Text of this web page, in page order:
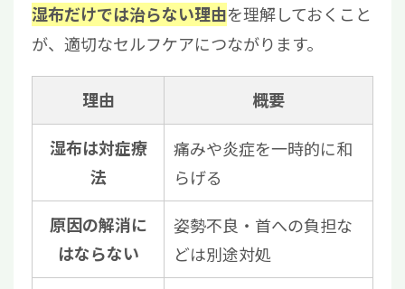
湿布だけでは治らない理由を理解しておくこと
が、適切なセルフケアにつながります。
理由 概要
湿布は対症療
法
痛みや炎症を一時的に和
らげる
原因の解消に
はならない
姿勢不良・首への負担な
どは別途対処